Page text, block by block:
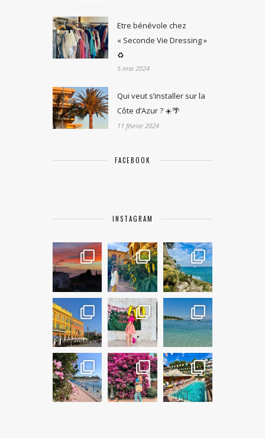
Etre bénévole chez
« Seconde Vie Dressing »
♻️
5 mai 2024
Qui veut s’installer sur la
Côte d’Azur ? ☀️🌴
11 février 2024
FACEBOOK
INSTAGRAM